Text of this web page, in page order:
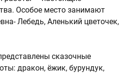
Особое место занимают
Лебедь, Аленький цветочек,
сказочные
дракон, ёжик, бурундук,